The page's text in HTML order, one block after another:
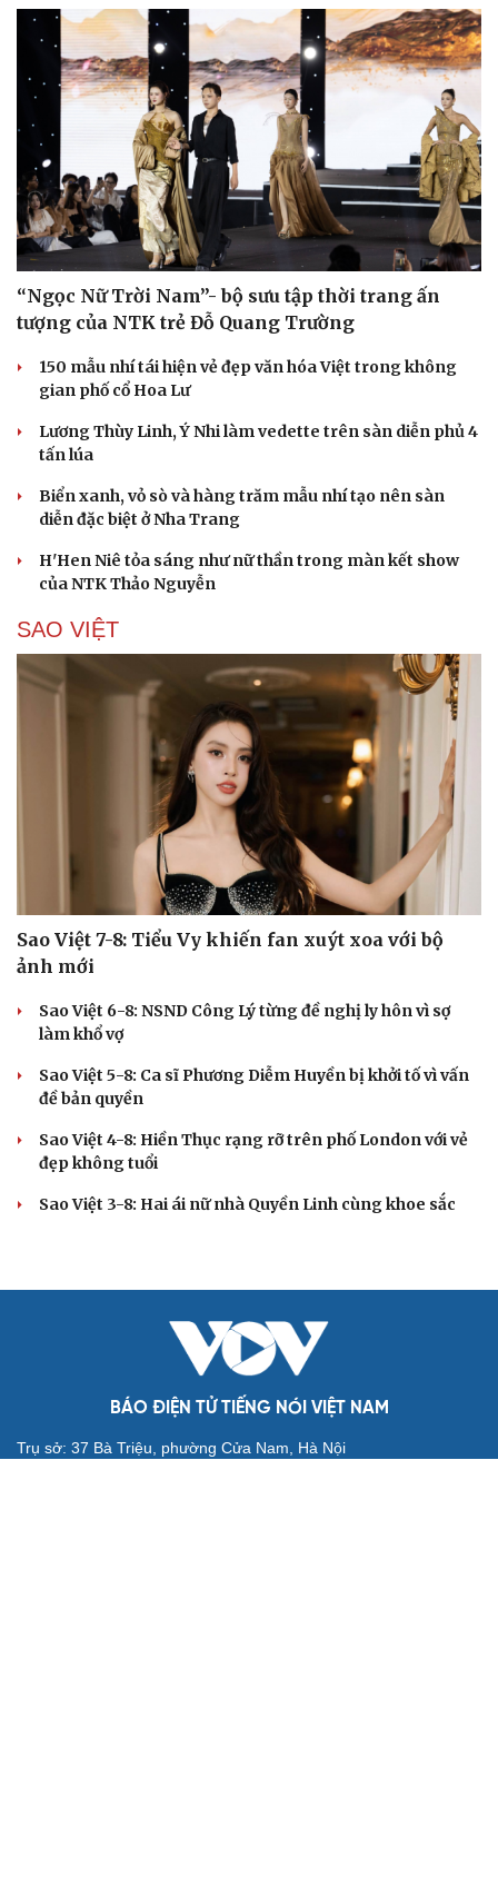
Cải chính
“Ngọc Nữ Trời Nam”- bộ sưu tập thời trang ấn
tượng của NTK trẻ Đỗ Quang Trường
150 mẫu nhí tái hiện vẻ đẹp văn hóa Việt trong không
gian phố cổ Hoa Lư
Lương Thùy Linh, Ý Nhi làm vedette trên sàn diễn phủ 4
tấn lúa
Biển xanh, vỏ sò và hàng trăm mẫu nhí tạo nên sàn
diễn đặc biệt ở Nha Trang
H'Hen Niê tỏa sáng như nữ thần trong màn kết show
của NTK Thảo Nguyễn
SAO VIỆT
Sao Việt 7-8: Tiểu Vy khiến fan xuýt xoa với bộ
ảnh mới
Sao Việt 6-8: NSND Công Lý từng đề nghị ly hôn vì sợ
làm khổ vợ
Sao Việt 5-8: Ca sĩ Phương Diễm Huyền bị khởi tố vì vấn
đề bản quyền
Sao Việt 4-8: Hiền Thục rạng rỡ trên phố London với vẻ
đẹp không tuổi
Sao Việt 3-8: Hai ái nữ nhà Quyền Linh cùng khoe sắc
BÁO ĐIỆN TỬ TIẾNG NÓI VIỆT NAM
Trụ sở: 37 Bà Triệu, phường Cửa Nam, Hà Nội